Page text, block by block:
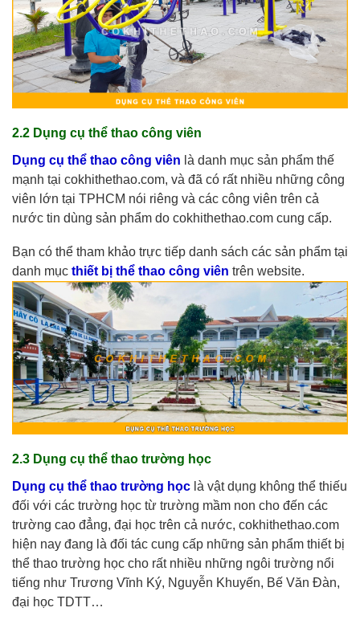
2.2 Dụng cụ thể thao công viên
Dụng cụ thể thao công viên là danh mục sản phẩm thế
mạnh tại cokhithethao.com, và đã có rất nhiều những công
viên lớn tại TPHCM nói riêng và các công viên trên cả
nước tin dùng sản phẩm do cokhithethao.com cung cấp.
Bạn có thể tham khảo trực tiếp danh sách các sản phẩm tại
danh mục thiết bị thể thao công viên trên website.
2.3 Dụng cụ thể thao trường học
Dụng cụ thể thao trường học là vật dụng không thể thiếu
đối với các trường học từ trường mầm non cho đến các
trường cao đẳng, đại học trên cả nước, cokhithethao.com
hiện nay đang là đối tác cung cấp những sản phẩm thiết bị
thể thao trường học cho rất nhiều những ngôi trường nổi
tiếng như Trương Vĩnh Ký, Nguyễn Khuyến, Bế Văn Đàn,
đại học TDTT…